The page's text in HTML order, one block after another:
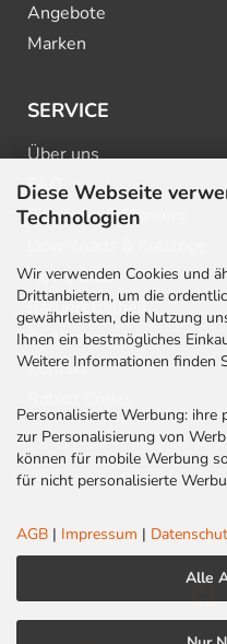
Diese Webseite
Technologien
Wir verwenden Cookies und
Drittanbietern, um die
gewährleisten, die Nutzung
Ihnen ein bestmögliches
Weitere Informationen finden
Personalisierte Werbung: ihre
zur Personalisierung von
können für mobile Werbung
für nicht personalisierte
AGB | Impressum |
Alle
Angebote
Marken
SERVICE
Über uns
FAQ
Beratung & Planung
Newsletter
Barrierefreiheit
Stellenangebote
Kontakt